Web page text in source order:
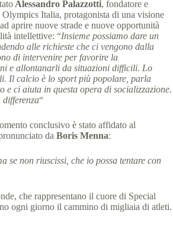
Alessandro Palazzotti, fondatore e
Italia, protagonista di una visione
aprire nuove strade e nuove opportunità
intellettive: “Insieme possiamo dare un
alle richieste che ci vengono dalla
di intervenire per favorire la
e allontanarli da situazioni difficili. Lo
Il calcio è lo sport più popolare, parla
e ci aiuta in questa opera di socializzazione.
differenza“
conclusivo è stato affidato al
da Boris Menna:
se non riuscissi, che io possa tentare con
che rappresentano il cuore di Special
ogni giorno il cammino di migliaia di atleti.